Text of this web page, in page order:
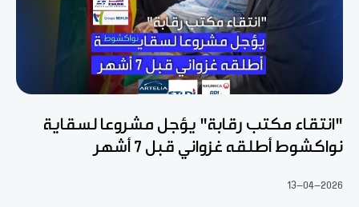
"انتقاء مكتب رقابة" يؤجل مشروعا لسقاية
نواكشوط أطلقه غزواني قبل 7 أشهر
13-04-2026